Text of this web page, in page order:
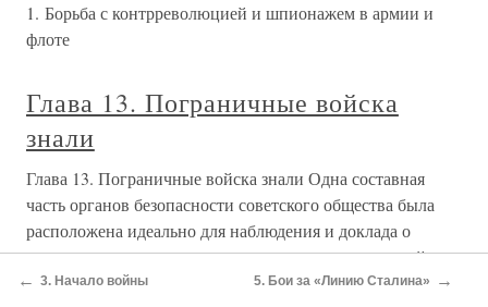
1. Борьба с контрреволюцией и шпионажем в армии и
флоте
Глава 13. Пограничные войска
знали
Глава 13. Пограничные войска знали Одна составная
часть органов безопасности советского общества была
расположена идеально для наблюдения и доклада о
прогрессе германского наращивания сил за границей.
Это было Главное управление пограничных войск
← 3. Начало войны 5. Бои за «Линию Сталина» →